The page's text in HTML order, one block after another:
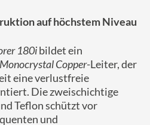
auf höchstem Niveau
180ibildet ein
Copper-Leiter, der
eine verlustfreie
Die zweischichtige
Teflon schützt vor
und